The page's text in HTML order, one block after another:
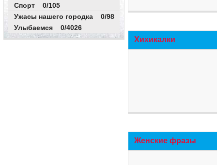
Спорт 0/105
Ужасы нашего городка 0/98
Улыбаемся 0/4026
Хихикалки
Женские фразы